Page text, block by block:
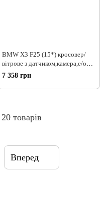
BMW X3 F25 (15*) кросовер/
вітрове з датчиком,камера,е/о
камери, Pilki
7 358 грн
товарів
Вперед